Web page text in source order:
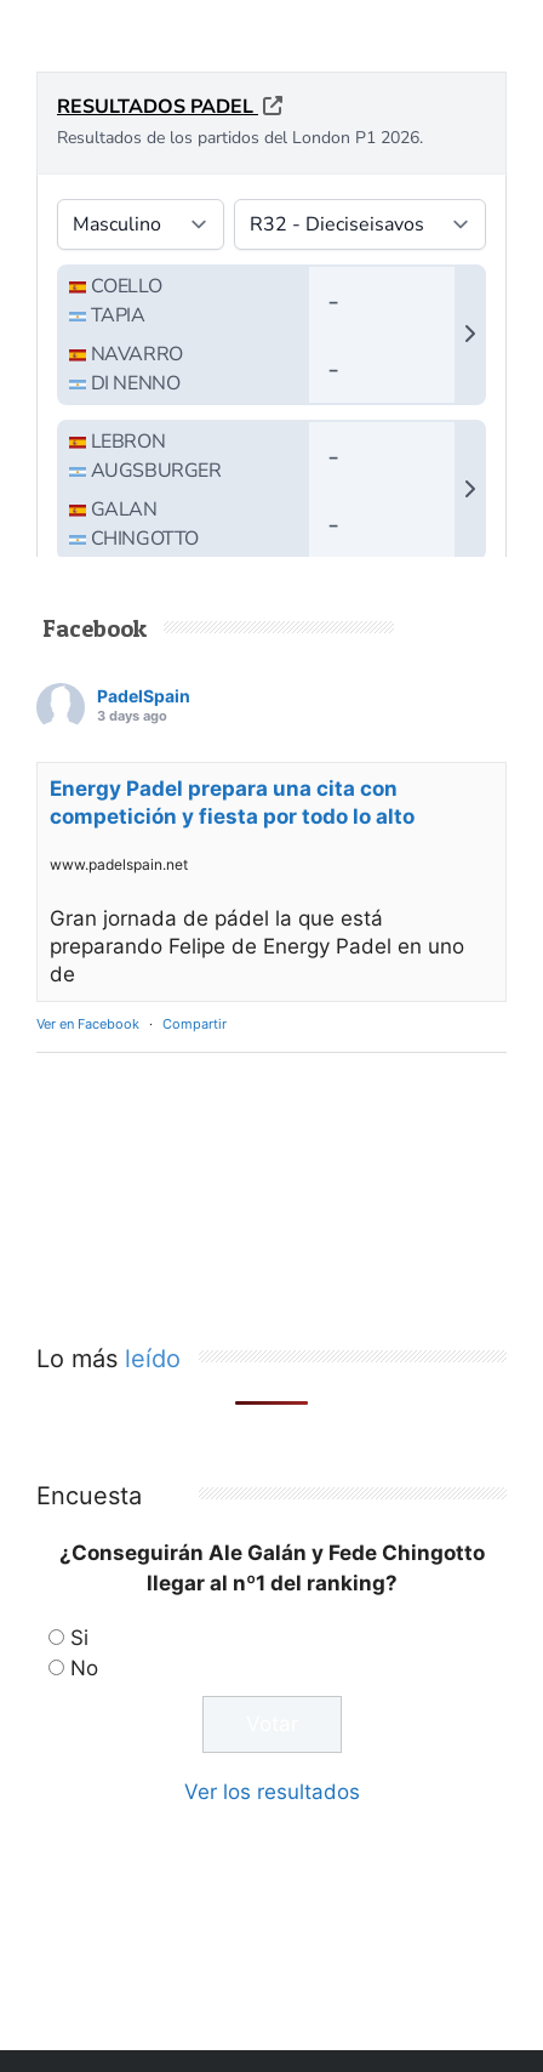
Facebook
PadelSpain
3 days ago
Energy Padel prepara una cita con
competición y fiesta por todo lo alto
www.padelspain.net
Gran jornada de pádel la que está
preparando Felipe de Energy Padel en uno
de
Ver en Facebook · Compartir
Lo más leído
Encuesta
¿Conseguirán Ale Galán y Fede Chingotto
llegar al nº1 del ranking?
Si
No
Ver los resultados